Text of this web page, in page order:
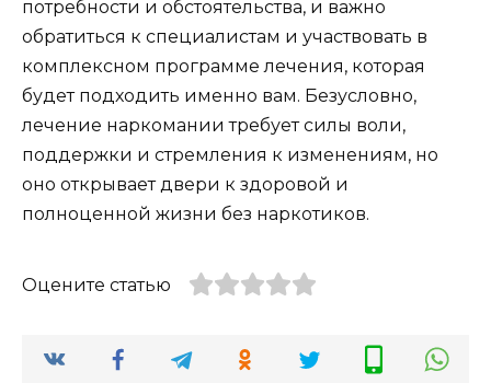
потребности и обстоятельства, и важно
обратиться к специалистам и участвовать в
комплексном программе лечения, которая
будет подходить именно вам. Безусловно,
лечение наркомании требует силы воли,
поддержки и стремления к изменениям, но
оно открывает двери к здоровой и
полноценной жизни без наркотиков.
Оцените статью